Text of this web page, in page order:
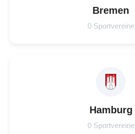
Bremen
0 Sportvereine
Hamburg
0 Sportvereine